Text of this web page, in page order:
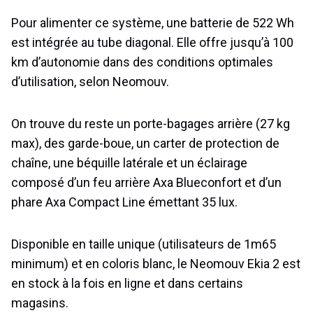
Pour alimenter ce système, une batterie de 522 Wh
est intégrée au tube diagonal. Elle offre jusqu’à 100
km d’autonomie dans des conditions optimales
d’utilisation, selon Neomouv.
On trouve du reste un porte-bagages arrière (27 kg
max), des garde-boue, un carter de protection de
chaîne, une béquille latérale et un éclairage
composé d’un feu arrière Axa Blueconfort et d’un
phare Axa Compact Line émettant 35 lux.
Disponible en taille unique (utilisateurs de 1m65
minimum) et en coloris blanc, le Neomouv Ekia 2 est
en stock à la fois en ligne et dans certains
magasins.